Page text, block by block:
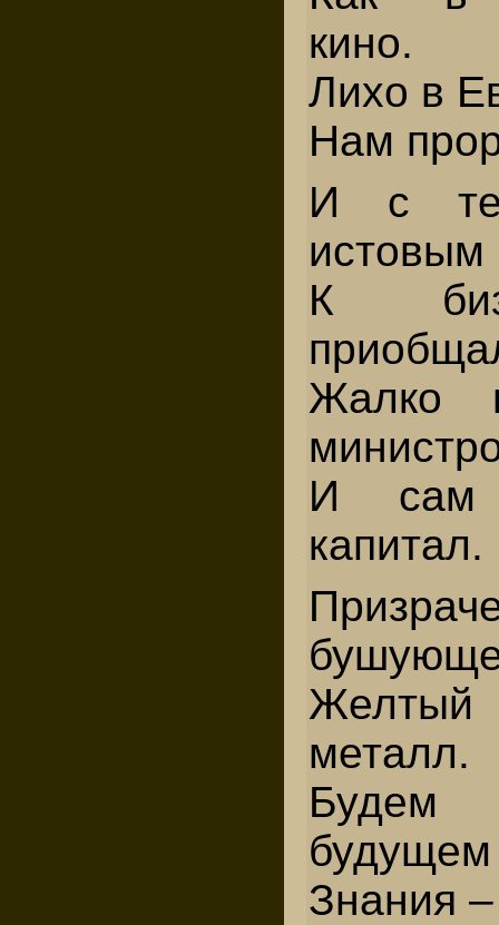
кино.
Лихо в
Нам
И с
истовым
К
Жалко
И сам
капитал.
Желтый
металл.
будущем
Знания